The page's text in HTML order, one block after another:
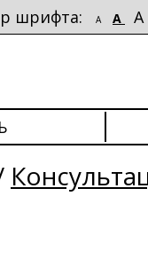
шрифта: A A A